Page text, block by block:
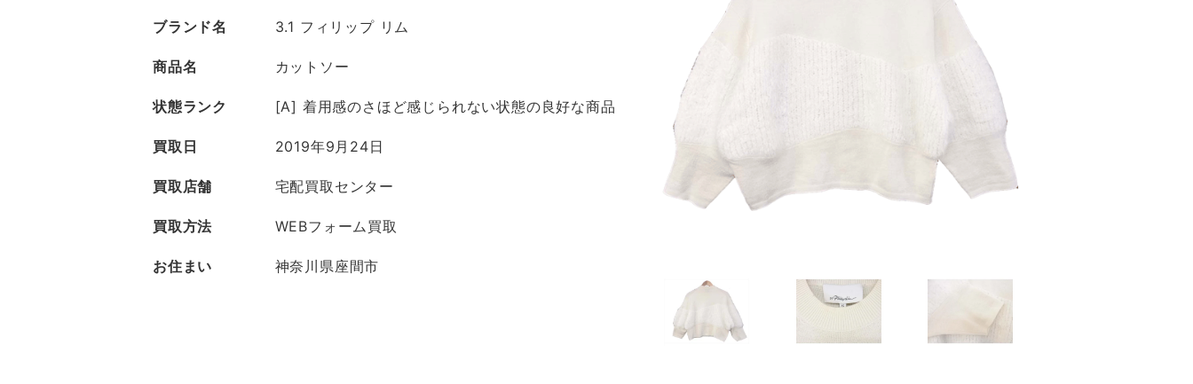
ブランド名 3.1 フィリップ リム
商品名 カットソー
状態ランク [A] 着用感のさほど感じられない状態の良好な商品
買取日 2019年9月24日
買取店舗 宅配買取センター
買取方法 WEBフォーム買取
お住まい 神奈川県座間市